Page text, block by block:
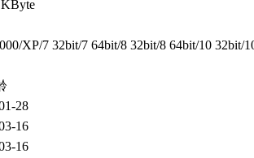
XP/7 32bit/7 64bit/8 32bit/8 64bit/10 32bit/
28
16
16